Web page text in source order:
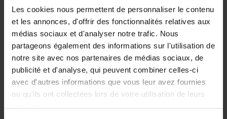
Les cookies nous permettent de personnaliser le contenu
et les annonces, d'offrir des fonctionnalités relatives aux
médias sociaux et d'analyser notre trafic. Nous
partageons également des informations sur l'utilisation de
notre site avec nos partenaires de médias sociaux, de
publicité et d'analyse, qui peuvent combiner celles-ci
avec d'autres informations que vous leur avez fournies
ou qu'ils ont collectées lors de votre utilisation de leurs
Building Bonds = Building
Business
Jochen Roef Jozefien De Feyter
Carolien Boom
Couverture souple
2025 200
€29,99